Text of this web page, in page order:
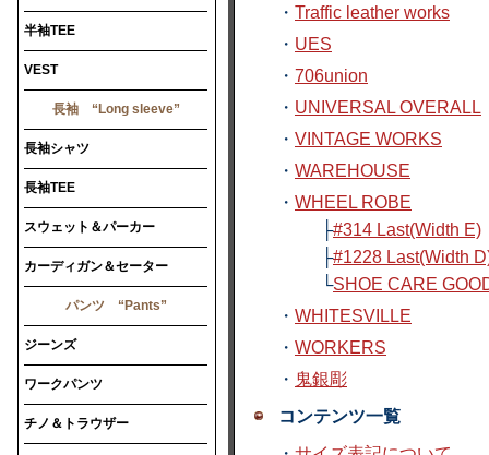
半袖TEE
VEST
長袖 “Long sleeve”
長袖シャツ
長袖TEE
スウェット＆パーカー
カーディガン＆セーター
パンツ “Pants”
ジーンズ
ワークパンツ
チノ＆トラウザー
・ Traffic leather works
・ UES
・ 706union
・ UNIVERSAL OVERALL
・ VINTAGE WORKS
・ WAREHOUSE
・ WHEEL ROBE
├#314 Last(Width E)
├#1228 Last(Width
└SHOE CARE
・ WHITESVILLE
・ WORKERS
・ 鬼銀彫
コンテンツ一覧